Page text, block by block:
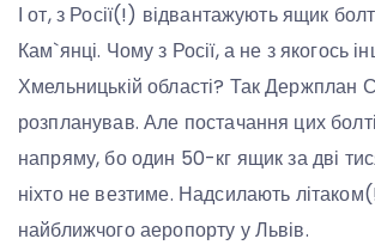
І от, з Росії(!) відвантажують ящик
Кам`янці. Чому з Росії, а не з якогось
Хмельницькій області? Так Держплан
розпланував. Але постачання цих
напряму, бо один 50-кг ящик за дві
ніхто не везтиме. Надсилають
найближчого аеропорту у Львів.